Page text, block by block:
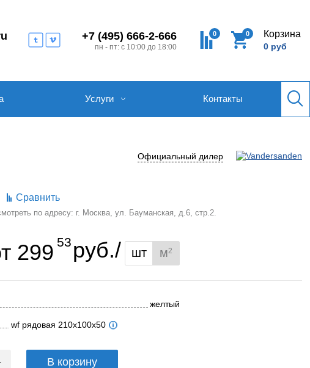
+7 (495) 666-2-666
пн - пт: с 10:00 до 18:00
0 0 Корзина
0 руб
Услуги Контакты
Официальный дилер
Сравнить
по адресу: г. Москва, ул. Бауманская, д.6, стр.2.
299 53 руб./ шт м2
желтый
wf рядовая 210x100x50
В корзину